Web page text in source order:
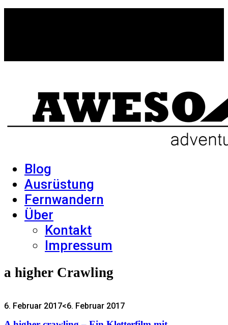
Blog
Ausrüstung
Fernwandern
Über
Kontakt
Impressum
a higher Crawling
6. Februar 2017<6. Februar 2017